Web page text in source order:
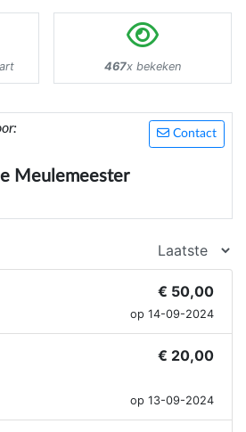
467x bekeken
Contact
Meulemeester
€ 50,00
op 14-09-2024
€ 20,00
op 13-09-2024